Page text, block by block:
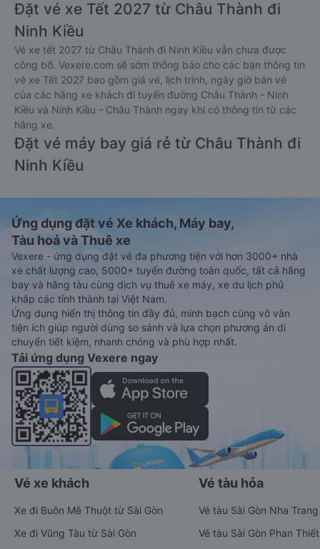
Đặt vé xe Tết 2027 từ Châu Thành đi
Ninh Kiều
Vé xe tết 2027 từ Châu Thành đi Ninh Kiều vẫn chưa được
công bố. Vexere.com sẽ sớm thông báo cho các bạn thông tin
vé xe Tết 2027 bao gồm giá vé, lịch trình, ngày giờ bán vé
của các hãng xe khách đi tuyến đường Châu Thành - Ninh
Kiều và Ninh Kiều - Châu Thành ngay khi có thông tin từ các
hãng xe.
Đặt vé máy bay giá rẻ từ Châu Thành đi
Ninh Kiều
Ứng dụng đặt vé Xe khách, Máy bay,
Tàu hoả và Thuê xe
Vexere - ứng dụng đặt vé đa phương tiện với hơn 3000+ nhà
xe chất lượng cao, 5000+ tuyến đường toàn quốc, tất cả hãng
bay và hãng tàu cùng dịch vụ thuê xe máy, xe du lịch phủ
khắp các tỉnh thành tại Việt Nam.
Ứng dụng hiển thị thông tin đầy đủ, minh bạch cùng vô vàn
tiện ích giúp người dùng so sánh và lựa chọn phương án di
chuyển tiết kiệm, nhanh chóng và phù hợp nhất.
Tải ứng dụng Vexere ngay
Vé xe khách
Xe đi Buôn Mê Thuột từ Sài Gòn
Xe đi Vũng Tàu từ Sài Gòn
Vé tàu hỏa
Vé tàu Sài Gòn Nha Trang
Vé tàu Sài Gòn Phan Thiết